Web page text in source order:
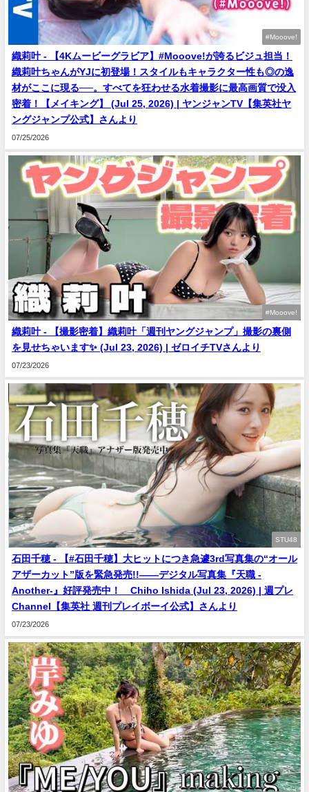
#Mooove!
織莉叶 - 【4Kムービーグラビア】#Mooove!が誇るビジュ担当！
織莉叶ちゃんがYJに初登場！スタイルもキャラクター性も◎の逸
材がここに現る──。すべてを狂わせる水着撮影に最高画質で没入
密着！【メイキング】 (Jul 25, 2026) | ヤンジャンTV【集英社ヤ
ングジャンプ公式】さんより
07/25/2026
#Mooove!
織莉叶 - 【撮影密着】織莉叶「週刊ヤングジャンプ」撮影の裏側
を見せちゃいます✨ (Jul 23, 2026) | ゼロイチTVさんより
07/23/2026
STU48
石田千穂 - 【#石田千穂】大ヒットにつき急遽3rd写真集の“オール
アザーカット”版を緊急発売!!――デジタル写真集『天職 -
Another-』好評発売中！ Chiho Ishida (Jul 23, 2026) | 週プレ
Channel【集英社 週刊プレイボーイ公式】さんより
07/23/2026